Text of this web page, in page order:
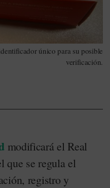
único para su posible
verificación.
modificará el Real
que se regula el
registro y